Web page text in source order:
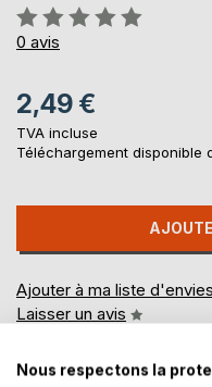
Évaluation:
0%
0 avis
2,49 €
TVA incluse
Téléchargement disponible
Ajouter à ma liste d'envies
Laisser un avis
Nous respectons la